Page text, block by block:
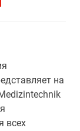
на
всех